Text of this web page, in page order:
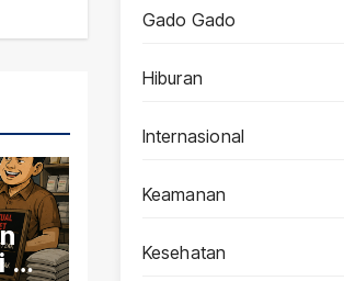
di
Gado Gado
Hiburan
Internasional
Keamanan
Kesehatan